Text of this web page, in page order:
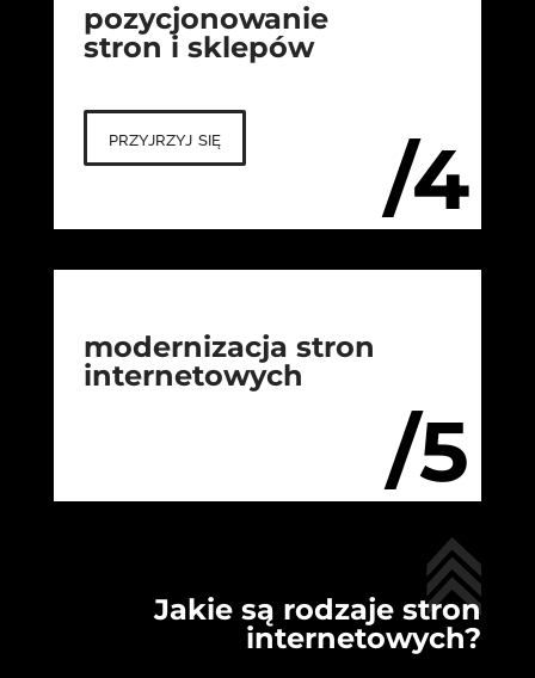
/4
pozycjonowanie
stron i sklepów
przyjrzyj się
/5
modernizacja stron
internetowych
Jakie są rodzaje stron
internetowych?